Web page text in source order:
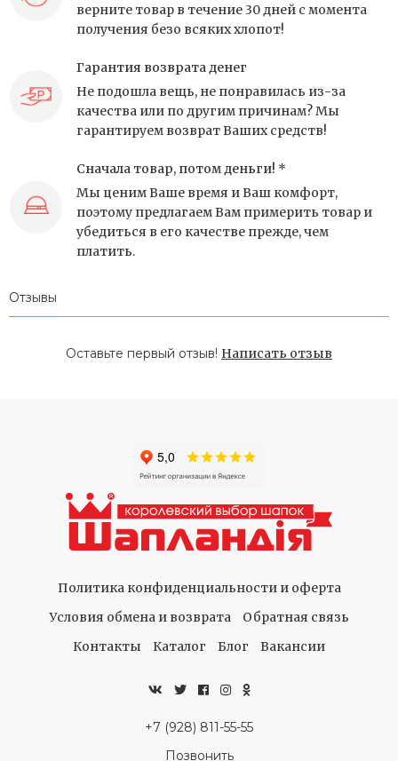
верните товар в течение 30 дней с момента
получения безо всяких хлопот!
Гарантия возврата денег
Не подошла вещь, не понравилась из-за
качества или по другим причинам? Мы
гарантируем возврат Ваших средств!
Сначала товар, потом деньги! *
Мы ценим Ваше время и Ваш комфорт,
поэтому предлагаем Вам примерить товар и
убедиться в его качестве прежде, чем
платить.
Отзывы
Оставьте первый отзыв! Написать отзыв
Политика конфиденциальности и оферта
Условия обмена и возврата
Обратная связь
Контакты
Каталог Блог Вакансии
+7 (928) 811-55-55
Позвонить